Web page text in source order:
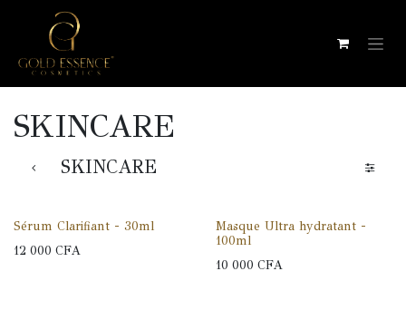
SKINCARE
SKINCARE
Sérum Clarifiant - 30ml
12 000 CFA
Masque Ultra hydratant -
100ml
10 000 CFA